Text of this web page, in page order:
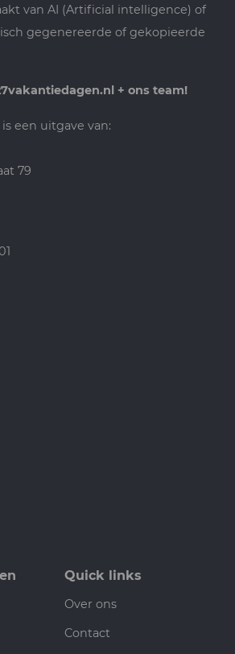
van AI (Artificial intelligence) of
gegenereerde of gekopieerde
+ ons team!
een uitgave van:
79
Quick links
Over ons
Contact